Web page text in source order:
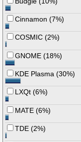
Cinnamon (7%)
COSMIC (2%)
GNOME (18%)
KDE Plasma (30%)
LXQt (6%)
MATE (6%)
TDE (2%)